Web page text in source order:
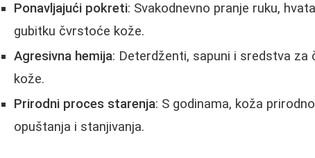
Ponavljajući pokreti: Svakodnevno pranje ruku,
gubitku čvrstoće kože.
Agresivna hemija: Deterdženti, sapuni i sredstva
kože.
Prirodni proces starenja: S godinama, koža
opuštanja i stanjivanja.